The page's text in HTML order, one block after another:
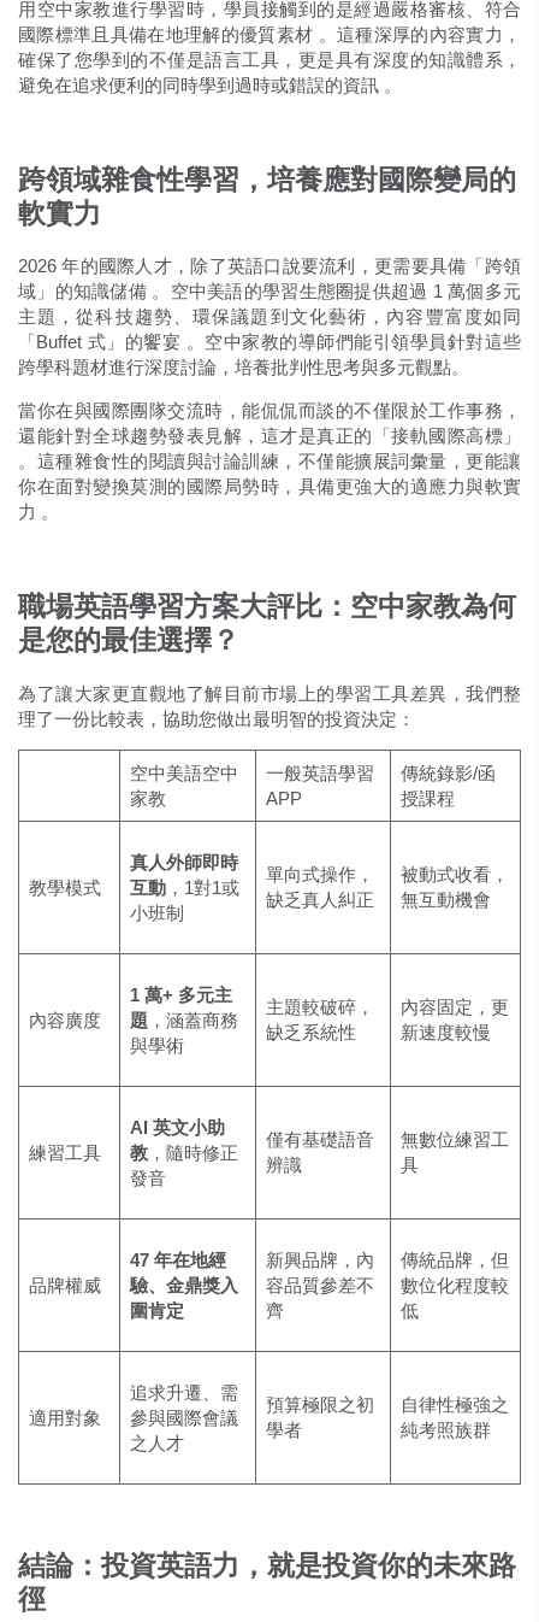
用空中家教進行學習時，學員接觸到的是經過嚴格審核、符合
國際標準且具備在地理解的優質素材 。這種深厚的內容實力，
確保了您學到的不僅是語言工具，更是具有深度的知識體系，
避免在追求便利的同時學到過時或錯誤的資訊 。
跨領域雜食性學習，培養應對國際變局的
軟實力
2026 年的國際人才，除了英語口說要流利，更需要具備「跨領
域」的知識儲備 。空中美語的學習生態圈提供超過 1 萬個多元
主題，從科技趨勢、環保議題到文化藝術，內容豐富度如同
「Buffet 式」的饗宴 。空中家教的導師們能引領學員針對這些
跨學科題材進行深度討論，培養批判性思考與多元觀點。
當你在與國際團隊交流時，能侃侃而談的不僅限於工作事務，
還能針對全球趨勢發表見解，這才是真正的「接軌國際高標」
。這種雜食性的閱讀與討論訓練，不僅能擴展詞彙量，更能讓
你在面對變換莫測的國際局勢時，具備更強大的適應力與軟實
力 。
職場英語學習方案大評比：空中家教為何
是您的最佳選擇？
為了讓大家更直觀地了解目前市場上的學習工具差異，我們整
理了一份比較表，協助您做出最明智的投資決定：
空中美語空中
家教
一般英語學習
APP
傳統錄影/函
授課程
教學模式
真人外師即時
互動 ，1對1或
小班制
單向式操作，
缺乏真人糾正
被動式收看，
無互動機會
內容廣度
1 萬+ 多元主
題 ，涵蓋商務
與學術
主題較破碎，
缺乏系統性
內容固定，更
新速度較慢
練習工具
AI 英文小助
教 ，隨時修正
發音
僅有基礎語音
辨識
無數位練習工
具
品牌權威
47 年在地經
驗、金鼎獎入
圍肯定
新興品牌，內
容品質參差不
齊
傳統品牌，但
數位化程度較
低
適用對象
追求升遷、需
參與國際會議
之人才
預算極限之初
學者
自律性極強之
純考照族群
結論：投資英語力，就是投資你的未來路
徑